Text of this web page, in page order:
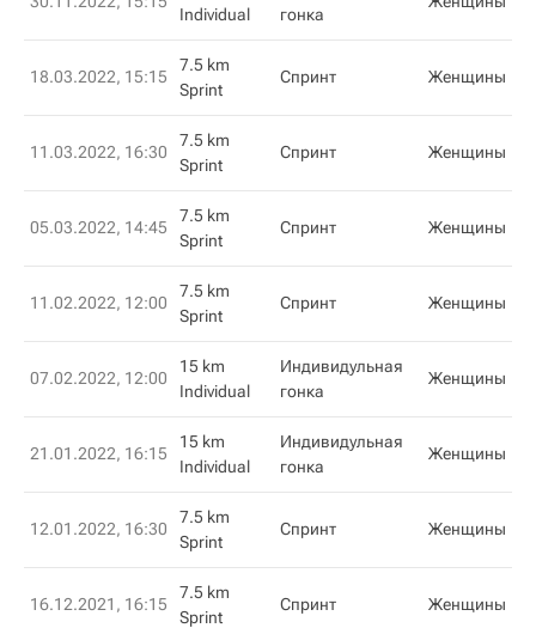
Individual
гонка
18.03.2022, 15:15
7.5 km
Sprint
Спринт Женщины
11.03.2022, 16:30
7.5 km
Sprint
Спринт Женщины
05.03.2022, 14:45
7.5 km
Sprint
Спринт Женщины
11.02.2022, 12:00
7.5 km
Sprint
Спринт Женщины
07.02.2022, 12:00
15 km
Individual
Индивидульная
гонка
Женщины
21.01.2022, 16:15
15 km
Individual
Индивидульная
гонка
Женщины
12.01.2022, 16:30
7.5 km
Sprint
Спринт Женщины
16.12.2021, 16:15
7.5 km
Sprint
Спринт Женщины